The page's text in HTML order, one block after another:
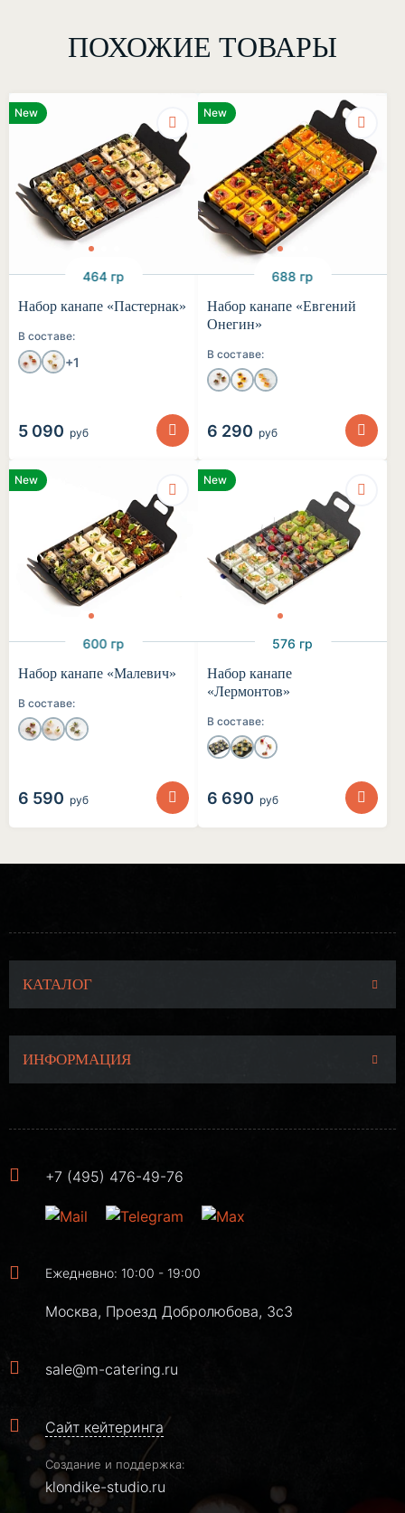
ПОХОЖИЕ ТОВАРЫ
New
464 гр
Набор канапе «Пастернак»
В составе:
+1
5 090 руб
New
688 гр
Набор канапе «Евгений
Онегин»
В составе:
6 290 руб
New
600 гр
Набор канапе «Малевич»
В составе:
6 590 руб
New
576 гр
Набор канапе
«Лермонтов»
В составе:
6 690 руб
КАТАЛОГ
ИНФОРМАЦИЯ
+7 (495) 476-49-76
Ежедневно: 10:00 - 19:00
Москва, Проезд Добролюбова, 3с3
sale@m-catering.ru
Сайт кейтеринга
Создание и поддержка:
klondike-studio.ru